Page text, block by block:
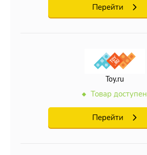
Перейти
Toy.ru
Товар доступен
Перейти